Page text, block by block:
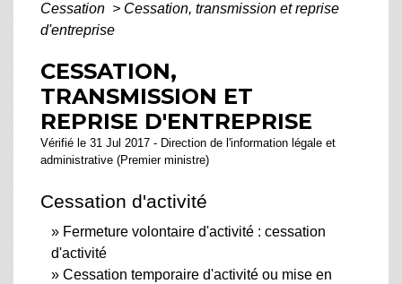
Cessation > Cessation, transmission et reprise
d'entreprise
CESSATION,
TRANSMISSION ET
REPRISE D'ENTREPRISE
Vérifié le 31 Jul 2017 - Direction de l'information légale et
administrative (Premier ministre)
Cessation d'activité
Fermeture volontaire d'activité : cessation
d'activité
Cessation temporaire d'activité ou mise en